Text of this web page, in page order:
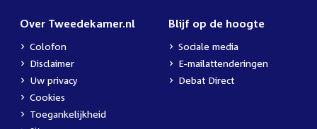
Over Tweedekamer.nl
Colofon
Disclaimer
Uw privacy
Cookies
Toegankelijkheid
Blijf op de hoogte
Sociale media
E-mailattenderingen
Debat Direct